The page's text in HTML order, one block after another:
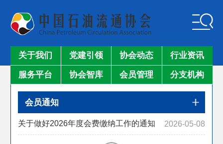
关于我们 党建引领 协会动态 行业资讯
服务平台 协会智库 会员管理 分支机构
会员通知
关于做好2026年度会费缴纳工作的通知 2026-05-08